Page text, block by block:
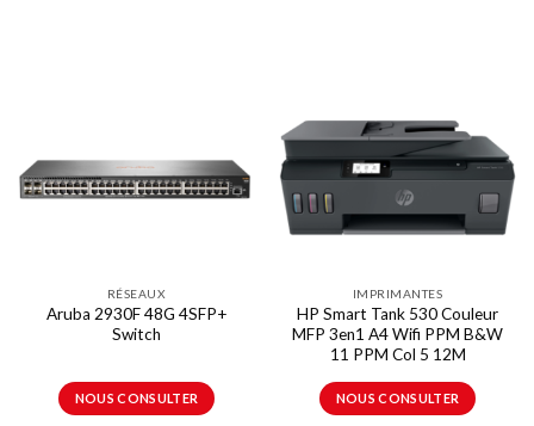
RÉSEAUX
Aruba 2930F 48G 4SFP+
Switch
NOUS CONSULTER
IMPRIMANTES
HP Smart Tank 530 Couleur
MFP 3en1 A4 Wifi PPM B&W
11 PPM Col 5 12M
NOUS CONSULTER